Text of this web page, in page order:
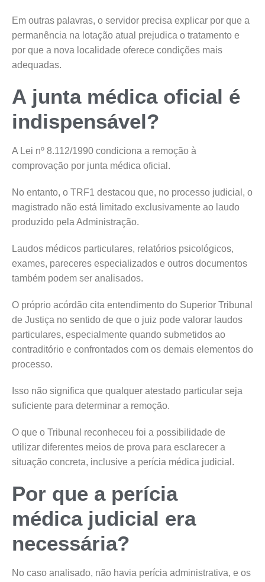
Em outras palavras, o servidor precisa explicar por que a
permanência na lotação atual prejudica o tratamento e
por que a nova localidade oferece condições mais
adequadas.
A junta médica oficial é
indispensável?
A Lei nº 8.112/1990 condiciona a remoção à
comprovação por junta médica oficial.
No entanto, o TRF1 destacou que, no processo judicial, o
magistrado não está limitado exclusivamente ao laudo
produzido pela Administração.
Laudos médicos particulares, relatórios psicológicos,
exames, pareceres especializados e outros documentos
também podem ser analisados.
O próprio acórdão cita entendimento do Superior Tribunal
de Justiça no sentido de que o juiz pode valorar laudos
particulares, especialmente quando submetidos ao
contraditório e confrontados com os demais elementos do
processo.
Isso não significa que qualquer atestado particular seja
suficiente para determinar a remoção.
O que o Tribunal reconheceu foi a possibilidade de
utilizar diferentes meios de prova para esclarecer a
situação concreta, inclusive a perícia médica judicial.
Por que a perícia
médica judicial era
necessária?
No caso analisado, não havia perícia administrativa, e os